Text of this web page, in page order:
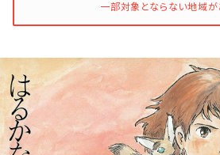
一部対象とならない地域が